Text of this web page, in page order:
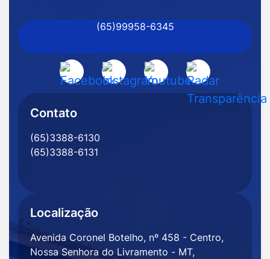
Senhora
do
Livramento
MT
Acessar
a
Social
Facebook
Acessar
a
Acessar
a
Acessar
a
Rede
(65)99958-6345
Contato
(65)3388-6130
(65)3388-6131
Localização
Avenida Coronel Botelho, nº 458 - Centro,
Nossa Senhora do Livramento - MT,